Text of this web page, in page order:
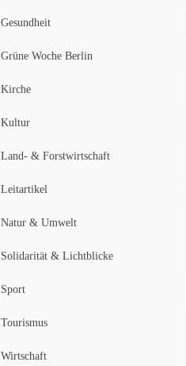
Gesundheit
Grüne Woche Berlin
Kirche
Kultur
Land- & Forstwirtschaft
Leitartikel
Natur & Umwelt
Solidarität & Lichtblicke
Sport
Tourismus
Wirtschaft